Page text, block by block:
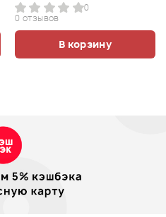
0
0 отзывов
В корзину